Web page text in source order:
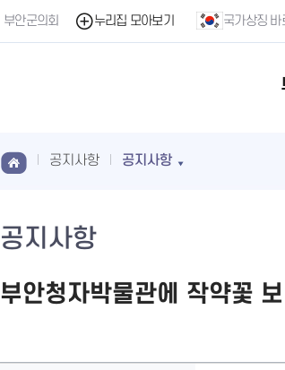
부안군의회 누리집 모아보기 국가상징 바
공지사항 공지사항
공지사항
부안청자박물관에 작약꽃